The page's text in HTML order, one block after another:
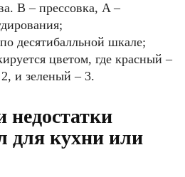
B – прессовка, A –
десятибалльной шкале;
цветом, где красный –
и зеленый – 3.
недостатки
для кухни или